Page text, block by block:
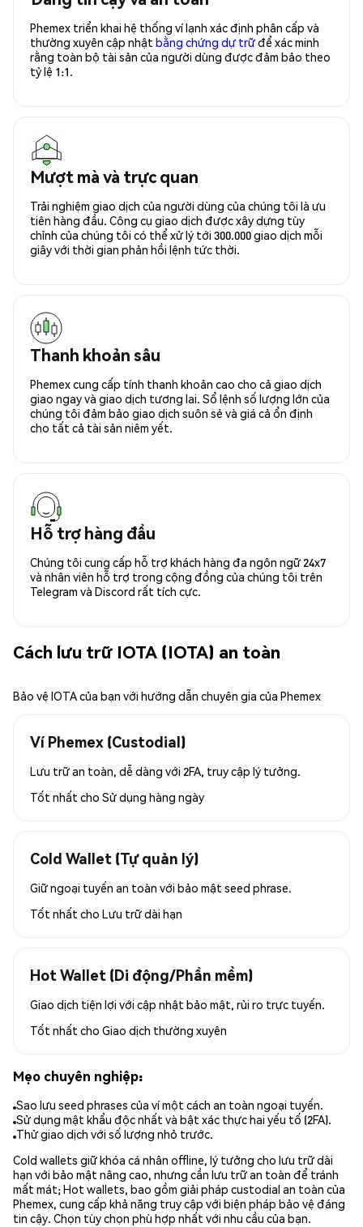
Phemex triển khai hệ thống ví lạnh xác định phân cấp và
thường xuyên cập nhật bằng chứng dự trữđể xác minh
rằng toàn bộ tài sản của người dùng được đảm bảo theo
tỷ lệ 1:1.
Mượt mà và trực quan
Trải nghiệm giao dịch của người dùng của chúng tôi là ưu
tiên hàng đầu. Công cụ giao dịch được xây dựng tùy
chỉnh của chúng tôi có thể xử lý tới 300.000 giao dịch mỗi
giây với thời gian phản hồi lệnh tức thời.
Thanh khoản sâu
Phemex cung cấp tính thanh khoản cao cho cả giao dịch
giao ngay và giao dịch tương lai. Sổ lệnh số lượng lớn của
chúng tôi đảm bảo giao dịch suôn sẻ và giá cả ổn định
cho tất cả tài sản niêm yết.
Hỗ trợ hàng đầu
Chúng tôi cung cấp hỗ trợ khách hàng đa ngôn ngữ 24x7
và nhân viên hỗ trợ trong cộng đồng của chúng tôi trên
Telegram và Discord rất tích cực.
Cách lưu trữ IOTA (IOTA) an toàn
Bảo vệ IOTA của bạn với hướng dẫn chuyên gia của Phemex
Ví Phemex (Custodial)
Lưu trữ an toàn, dễ dàng với 2FA, truy cập lý tưởng.
Tốt nhất cho Sử dụng hàng ngày
Cold Wallet (Tự quản lý)
Giữ ngoại tuyến an toàn với bảo mật seed phrase.
Tốt nhất cho Lưu trữ dài hạn
Hot Wallet (Di động/Phần mềm)
Giao dịch tiện lợi với cập nhật bảo mật, rủi ro trực tuyến.
Tốt nhất cho Giao dịch thường xuyên
Mẹo chuyên nghiệp:
Sao lưu seed phrases của ví một cách an toàn ngoại tuyến.
Sử dụng mật khẩu độc nhất và bật xác thực hai yếu tố (2FA).
Thử giao dịch với số lượng nhỏ trước.
Cold wallets giữ khóa cá nhân offline, lý tưởng cho lưu trữ dài
hạn với bảo mật nâng cao, nhưng cần lưu trữ an toàn để tránh
mất mát; Hot wallets, bao gồm giải pháp custodial an toàn của
Phemex, cung cấp khả năng truy cập với biện pháp bảo vệ đáng
tin cậy. Chọn tùy chọn phù hợp nhất với nhu cầu của bạn.